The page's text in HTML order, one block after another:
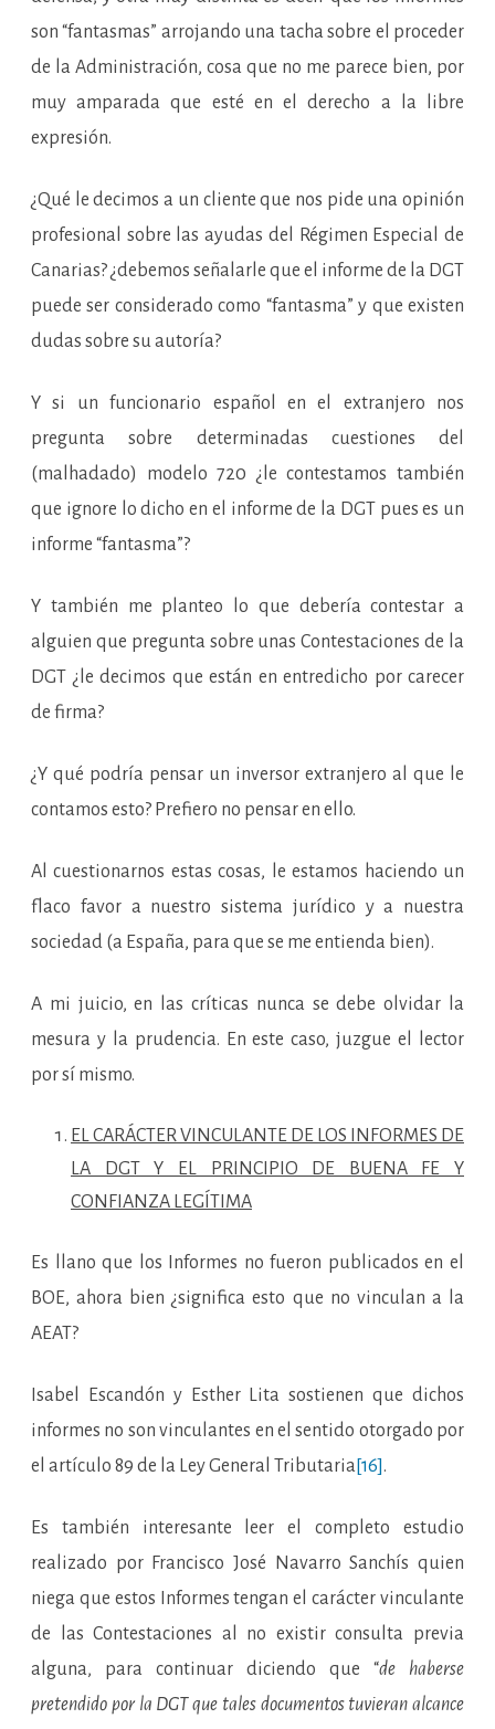
son “fantasmas” arrojando una tacha sobre el proceder
de la Administración, cosa que no me parece bien, por
muy amparada que esté en el derecho a la libre
expresión.
¿Qué le decimos a un cliente que nos pide una opinión
profesional sobre las ayudas del Régimen Especial de
Canarias? ¿debemos señalarle que el informe de la DGT
puede ser considerado como “fantasma” y que existen
dudas sobre su autoría?
Y si un funcionario español en el extranjero nos
pregunta sobre determinadas cuestiones del
(malhadado) modelo 720 ¿le contestamos también
que ignore lo dicho en el informe de la DGT pues es un
informe “fantasma”?
Y también me planteo lo que debería contestar a
alguien que pregunta sobre unas Contestaciones de la
DGT ¿le decimos que están en entredicho por carecer
de firma?
¿Y qué podría pensar un inversor extranjero al que le
contamos esto? Prefiero no pensar en ello.
Al cuestionarnos estas cosas, le estamos haciendo un
flaco favor a nuestro sistema jurídico y a nuestra
sociedad (a España, para que se me entienda bien).
A mi juicio, en las críticas nunca se debe olvidar la
mesura y la prudencia. En este caso, juzgue el lector
por sí mismo.
EL CARÁCTER VINCULANTE DE LOS INFORMES DE
LA DGT Y EL PRINCIPIO DE BUENA FE Y
CONFIANZA LEGÍTIMA
Es llano que los Informes no fueron publicados en el
BOE, ahora bien ¿significa esto que no vinculan a la
AEAT?
Isabel Escandón y Esther Lita sostienen que dichos
informes no son vinculantes en el sentido otorgado por
el artículo 89 de la Ley General Tributaria[16].
Es también interesante leer el completo estudio
realizado por Francisco José Navarro Sanchís quien
niega que estos Informes tengan el carácter vinculante
de las Contestaciones al no existir consulta previa
alguna, para continuar diciendo que “de haberse
pretendido por la DGT que tales documentos tuvieran alcance